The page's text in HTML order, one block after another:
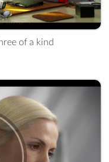
kind" />
of a kind